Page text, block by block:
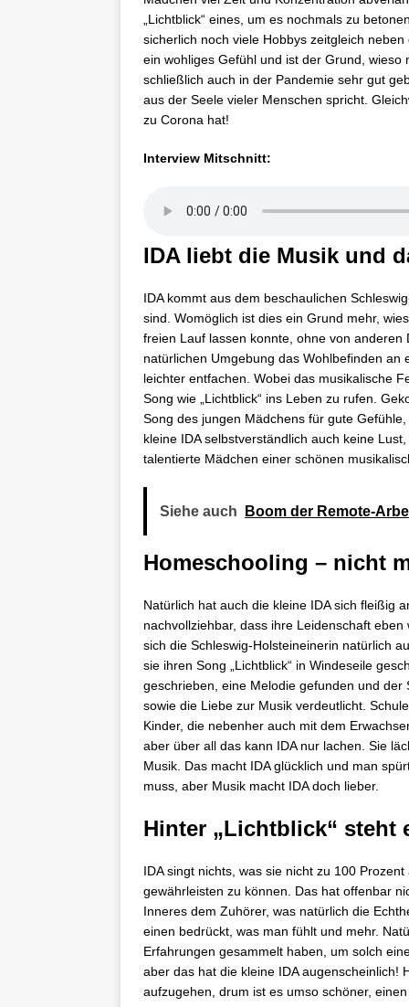
„Lichtblick“ eines, um es nochmals zu
sicherlich noch viele Hobbys zeitgleich
ein wohliges Gefühl und ist der Grund, wieso
schließlich auch in der Pandemie sehr gut
aus der Seele vieler Menschen spricht.
zu Corona hat!
Interview Mitschnitt:
IDA liebt die Musik und
IDA kommt aus dem beschaulichen
sind. Womöglich ist dies ein Grund mehr,
freien Lauf lassen konnte, ohne von
natürlichen Umgebung das Wohlbefinden
leichter entfachen. Wobei das musikalische
Song wie „Lichtblick“ ins Leben zu rufen.
Song des jungen Mädchens für gute
kleine IDA selbstverständlich auch keine
talentierte Mädchen einer schönen
Siehe auch Boom der Remote-
Homeschooling – nicht
Natürlich hat auch die kleine IDA sich fleißig
nachvollziehbar, dass ihre Leidenschaft
sich die Schleswig-Holsteineinerin natürlich
sie ihren Song „Lichtblick“ in Windeseile
geschrieben, eine Melodie gefunden und
sowie die Liebe zur Musik verdeutlicht.
Kinder, die nebenher auch mit dem
aber über all das kann IDA nur lachen. Sie
Musik. Das macht IDA glücklich und man
muss, aber Musik macht IDA doch lieber.
Hinter „Lichtblick“ steht
IDA singt nichts, was sie nicht zu 100
gewährleisten zu können. Das hat offenbar
Inneres dem Zuhörer, was natürlich die
einen bedrückt, was man fühlt und mehr.
Erfahrungen gesammelt haben, um solch
aber das hat die kleine IDA augenscheinlich!
aufzugehen, drum ist es umso schöner,
Mit
Laden
Videos
akzept
schutz
erkläru
ng von